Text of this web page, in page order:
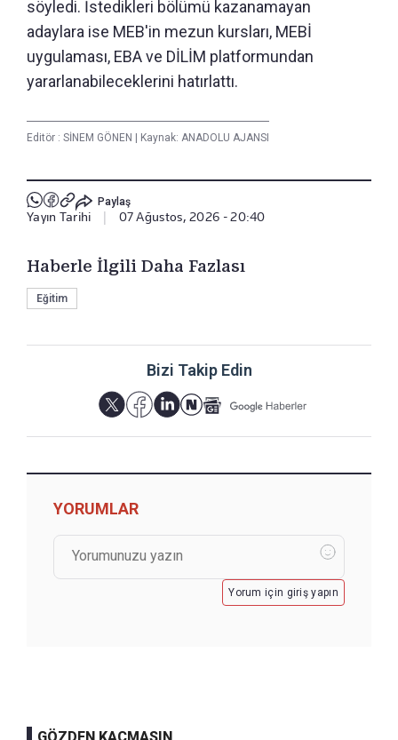
söyledi. İstedikleri bölümü kazanamayan
adaylara ise MEB'in mezun kursları, MEBİ
uygulaması, EBA ve DİLİM platformundan
yararlanabileceklerini hatırlattı.
Editör : SİNEM GÖNEN Kaynak: ANADOLU AJANSI
Paylaş
Yayın Tarihi 07 Ağustos, 2026 - 20:40
Haberle İlgili Daha Fazlası
Eğitim
Bizi Takip Edin
YORUMLAR
Yorum için giriş yapın